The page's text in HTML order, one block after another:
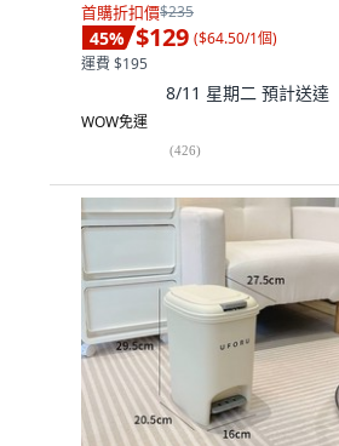
首購折扣價$235
45% $129 ($64.50/1個)
運費 $195
8/11 星期二 預計送達
WOW免運
(426)